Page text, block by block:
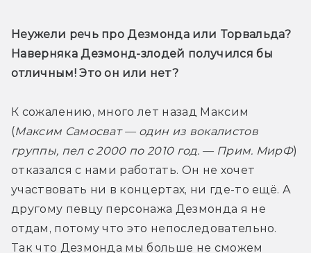
Неужели речь про Дезмонда или Торвальда?
Наверняка Дезмонд-злодей получился бы
отличным! Это он или нет?
К сожалению, много лет назад Максим
(Максим Самосват — один из вокалистов
группы, пел с 2000 по 2010 год. — Прим. МирФ)
отказался с нами работать. Он не хочет
участвовать ни в концертах, ни где-то ещё. А
другому певцу персонажа Дезмонда я не
отдам, потому что это непоследовательно.
Так что Дезмонда мы больше не сможем